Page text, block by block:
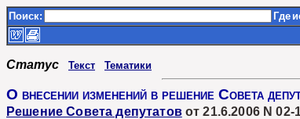
Поиск: Где
Статус Текст Тематики
О внесении изменений в решение Совета
Решение Совета депутатовот 21.6.2006 N 02-